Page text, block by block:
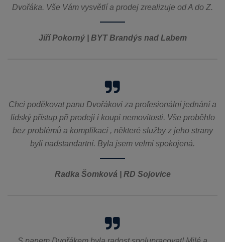
Dvořáka. Vše Vám vysvětlí a prodej zrealizuje od A do Z.
Jiří Pokorný | BYT Brandýs nad Labem
Chci poděkovat panu Dvořákovi za profesionální jednání a
lidský přístup při prodeji i koupi nemovitosti. Vše proběhlo
bez problémů a komplikací , některé služby z jeho strany
byli nadstandartní. Byla jsem velmi spokojená.
Radka Šomková | RD Sojovice